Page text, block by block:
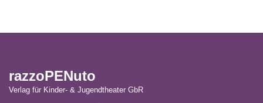
razzoPENuto
Verlag für Kinder- & Jugendtheater GbR